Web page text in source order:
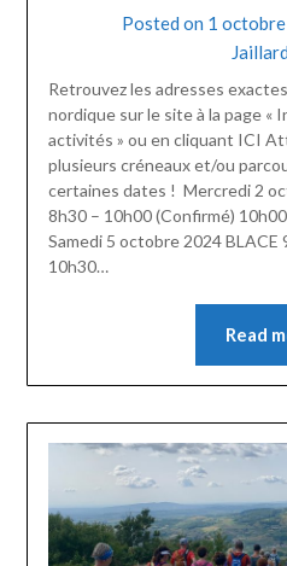
Posted on 1
Retrouvez les adresses
nordique sur le site à la page «
activités » ou en cliquant ICI
plusieurs créneaux et/ou
certaines dates ! Mercredi 2
8h30 – 10h00 (Confirmé)
Samedi 5 octobre 2024 BLACE
10h30…
Read